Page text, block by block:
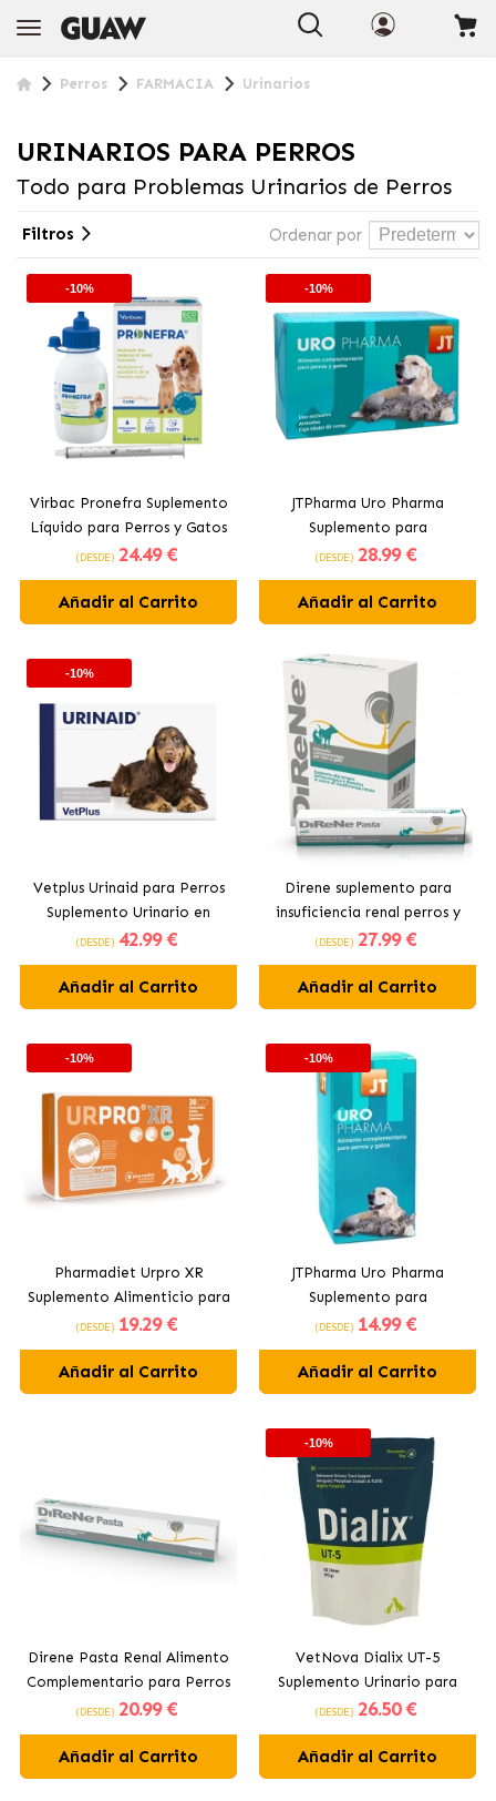
Perros FARMACIA Urinarios
URINARIOS PARA PERROS
Todo para Problemas Urinarios de Perros
Ordenar por
Filtros
-10%
Virbac Pronefra Suplemento
Líquido para Perros y Gatos
con Insuficiencia Renal
(DESDE) 24.49 €
Añadir al Carrito
-10%
JTPharma Uro Pharma
Suplemento para
Insuficiencia Renal para
Comprimidos
(DESDE) 28.99 €
Añadir al Carrito
-10%
Vetplus Urinaid para Perros
Suplemento Urinario en
Comprimidos
(DESDE) 42.99 €
Añadir al Carrito
Direne suplemento para
insuficiencia renal perros y
gatos
(DESDE) 27.99 €
Añadir al Carrito
-10%
Pharmadiet Urpro XR
Suplemento Alimenticio para
Perros y Gatos con
(DESDE) 19.29 €
Añadir al Carrito
-10%
JTPharma Uro Pharma
Suplemento para
Insuficiencia Renal para
Líquida
(DESDE) 14.99 €
Añadir al Carrito
Direne Pasta Renal Alimento
Complementario para Perros
y Gatos
(DESDE) 20.99 €
Añadir al Carrito
-10%
VetNova Dialix UT-5
Suplemento Urinario para
Perros y Gatos
(DESDE) 26.50 €
Añadir al Carrito